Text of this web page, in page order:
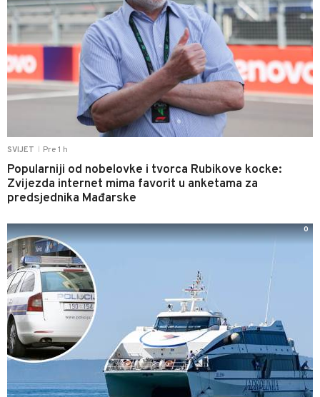
SVIJET Pre 1 h
Popularniji od nobelovke i tvorca Rubikove kocke:
Zvijezda internet mima favorit u anketama za
predsjednika Mađarske
0